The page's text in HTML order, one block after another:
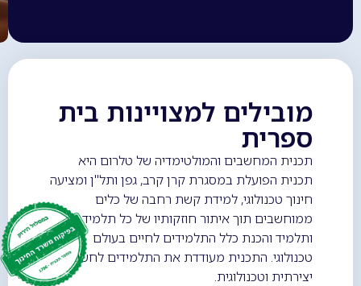
מובילים למצויינות בית
ספרית
תכנית המחשבים והמולטימדיה של טלרום היא
תכנית הפועלת במסגרת קרן קרב, גפן ותל"ן ומציעה
חינוך טכנולוגי, למידת קשת רחבה של כלים
ממוחשבים תוך איתור חוזקותיו של כל תלמיד
ותלמיד והכנת כלל התלמידים לחיים בעולם
טכנולוגי. התכנית מעודדת את התלמידים לחשיבה
יצירתית וטכנולוגית.